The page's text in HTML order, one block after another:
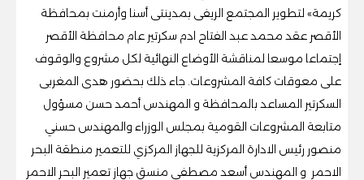
كريمة» لتطوير المجتمع الريفى بمدينتى أسنا وأرمنت بمحافظة
الأقصر عقد محمد عبد الفتاح ادم سكرتير عام محافظة الأقصر
إجتماعا موسعا لمناقشة الأوضاع النهائية لكل مشروع والوقوف
على معوقات كافة المشروعات. جاء ذلك بحضور هدى المغربى
السكرتير المساعد بالمحافظة و المهندس أحمد حسن مسؤول
متابعة المشروعات القومية بمجلس الوزراء والمهندس حسني
منصور رئيس الادارة المركزية للجهاز المركزي للتعمير منطقة البحر
الاحمر و المهندس أسعد مصطفى منسق جهاز تعمير البحر الاحمر